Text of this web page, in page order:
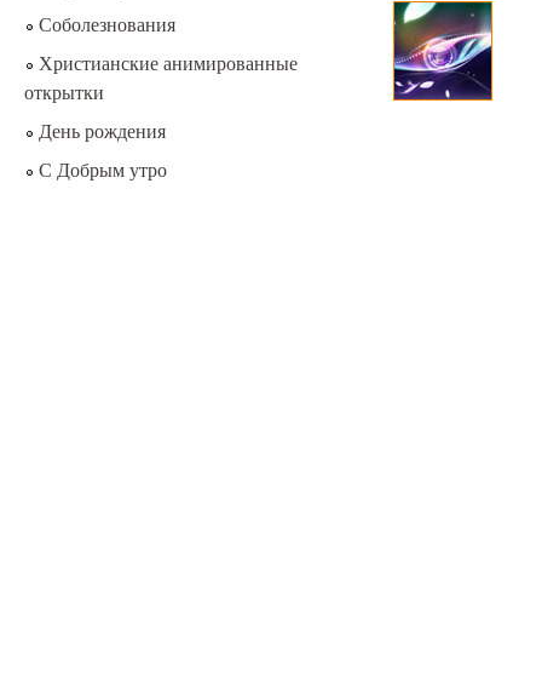
Соболезнования
Христианские анимированные
открытки
День рождения
С Добрым утро